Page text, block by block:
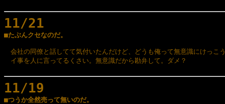
11/21
■たぶんクセなのだ。
会社の同僚と話してて気付いたんだけど、どうも俺って無意識にけっこ
イ事を人に言ってるくさい。無意識だから勘弁して。ダメ？
11/19
■つうか全然売って無いのだ。